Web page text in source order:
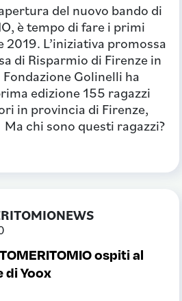
del nuovo bando di
è tempo di fare i primi
2019. L’iniziativa promossa
di Risparmio di Firenze in
Golinelli ha
edizione 155 ragazzi
in provincia di Firenze,
chi sono questi ragazzi?
ospiti al
di Yoox